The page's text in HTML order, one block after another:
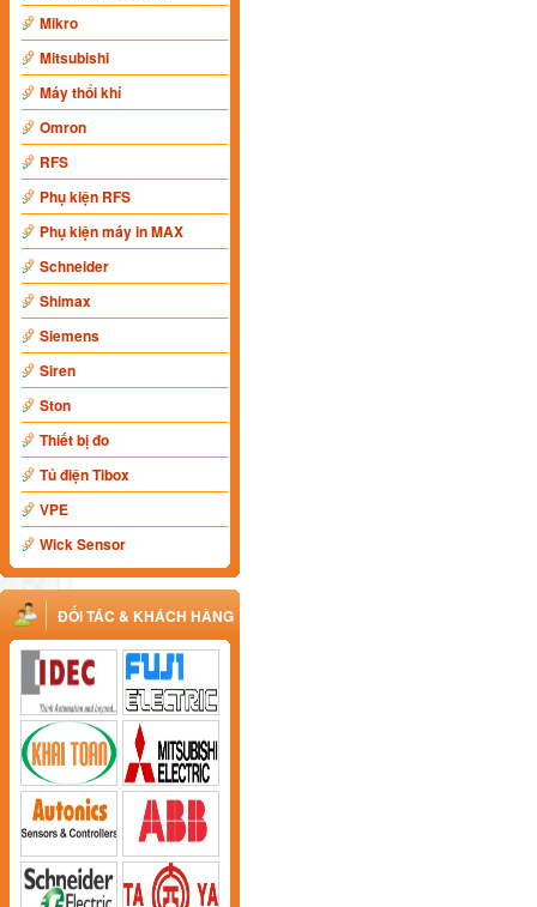
Mikro
Mitsubishi
Máy thổi khí
Omron
RFS
Phụ kiện RFS
Phụ kiện máy in MAX
Schneider
Shimax
Siemens
Siren
Ston
Thiết bị đo
Tủ điện Tibox
VPE
Wick Sensor
ĐỐI TÁC & KHÁCH HÀNG